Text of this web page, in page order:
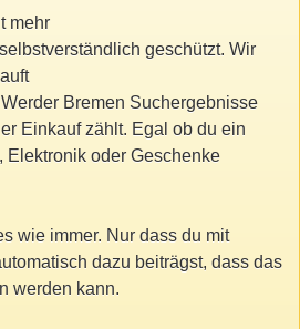
mehr
geschützt. Wir
Bremen Suchergebnisse
Einkauf zählt. Egal ob du ein
Elektronik oder Geschenke
wie immer. Nur dass du mit
dazu beiträgst, dass das
werden kann.